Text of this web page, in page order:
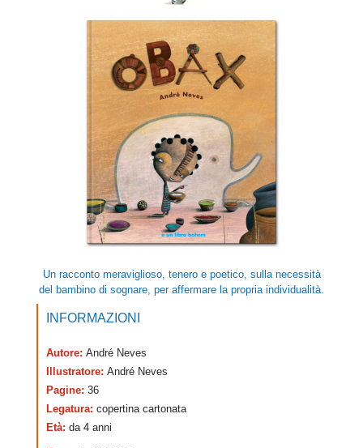
Un racconto meraviglioso, tenero e poetico, sulla necessità
del bambino di sognare, per affermare la propria individualità.
INFORMAZIONI
Autore: André Neves
Illustratore: André Neves
Pagine: 36
Legatura: copertina cartonata
Età: da 4 anni